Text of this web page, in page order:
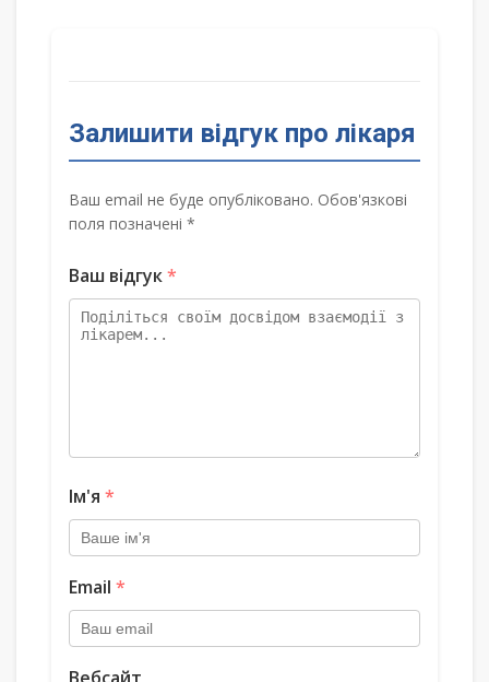
Залишити відгук про лікаря
Ваш email не буде опубліковано. Обов'язкові
поля позначені *
Ваш відгук*
Ім'я *
Email *